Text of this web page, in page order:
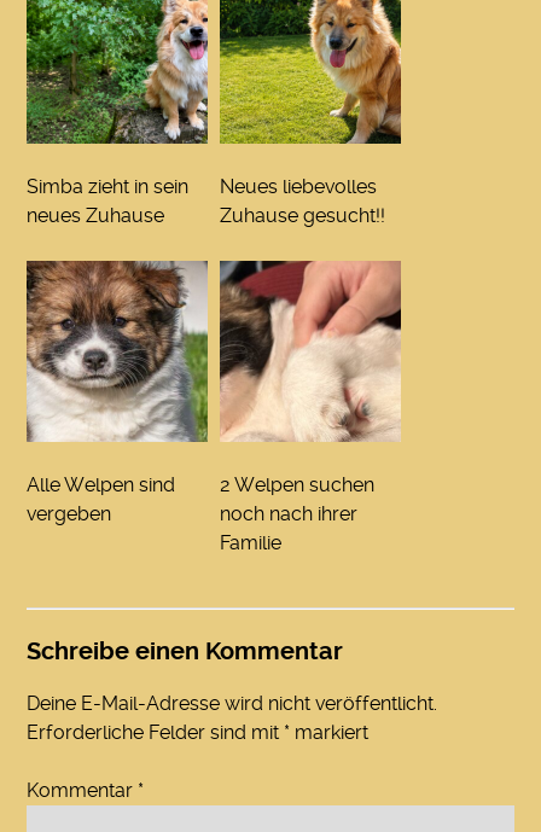
Simba zieht in sein
neues Zuhause
Neues liebevolles
Zuhause gesucht!!
Alle Welpen sind
vergeben
2 Welpen suchen
noch nach ihrer
Familie
Schreibe einen Kommentar
Deine E-Mail-Adresse wird nicht veröffentlicht.
Erforderliche Felder sind mit * markiert
Kommentar *